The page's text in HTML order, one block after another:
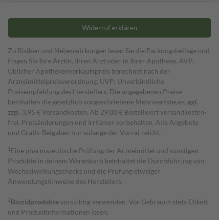
Widerruf erklären
Zu Risiken und Nebenwirkungen lesen Sie die Packungsbeilage und
fragen Sie Ihre Ärztin, Ihren Arzt oder in Ihrer Apotheke. AVP:
Üblicher Apothekenverkaufspreis berechnet nach der
Arzneimittelpreisverordnung. UVP: Unverbindliche
Preisempfehlung des Herstellers. Die angegebenen Preise
beinhalten die gesetzlich vorgeschriebene Mehrwertsteuer, ggf.
zzgl. 3,95 € Versandkosten. Ab 29,00 € Bestell­wert versand­kosten­
frei. Preisänderungen und Irrtümer vorbehalten. Alle Angebote
und Gratis-Beigaben nur solange der Vorrat reicht.
1 Eine pharmazeutische Prüfung der Arzneimittel und sonstigen
Produkte in deinem Warenkorb beinhaltet die Durchführung von
Wechselwirkungschecks und die Prüfung etwaiger
Anwendungshinweise des Herstellers.
2Biozidproduktevorsichtig verwenden. Vor Gebrauch stets Etikett
und Produktinformationen lesen.